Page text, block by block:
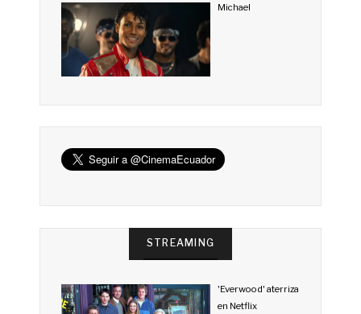
Michael
STREAMING
'Everwood' aterriza
en Netflix